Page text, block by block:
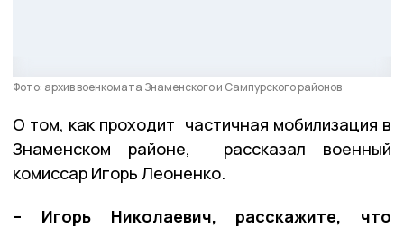
Фото: архив военкомата Знаменского и Сампурского районов
О том, как проходит частичная мобилизация в
Знаменском районе, рассказал военный
комиссар Игорь Леоненко.
– Игорь Николаевич, расскажите, что